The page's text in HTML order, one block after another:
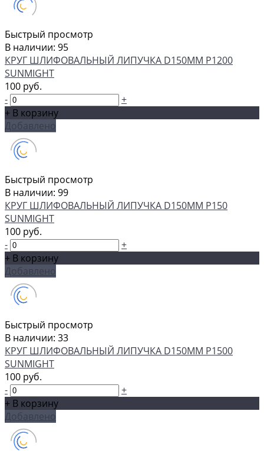
Быстрый просмотр
В наличии: 95
КРУГ ШЛИФОВАЛЬНЫЙ ЛИПУЧКА D150MM P1200
SUNMIGHT
100 руб.
-
+
+ В корзину
Добавлено
Быстрый просмотр
В наличии: 99
КРУГ ШЛИФОВАЛЬНЫЙ ЛИПУЧКА D150MM P150
SUNMIGHT
100 руб.
-
+
+ В корзину
Добавлено
Быстрый просмотр
В наличии: 33
КРУГ ШЛИФОВАЛЬНЫЙ ЛИПУЧКА D150MM P1500
SUNMIGHT
100 руб.
-
+
+ В корзину
Добавлено